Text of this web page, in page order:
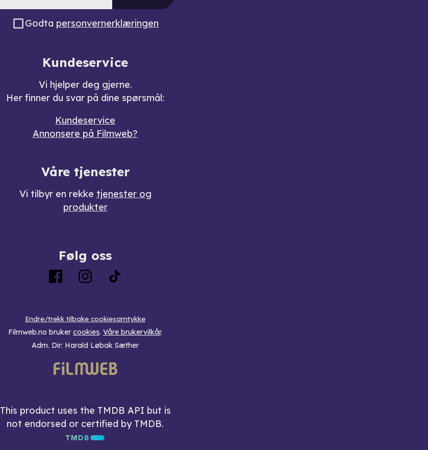
Godta personvernerklæringen
Kundeservice
Vi hjelper deg gjerne.
Her finner du svar på dine spørsmål:
Kundeservice
Annonsere på Filmweb?
Våre tjenester
Vi tilbyr en rekke tjenester og
produkter
Følg oss
Endre/trekk tilbake cookiesamtykke
Filmweb.no bruker cookies. Våre brukervilkår.
Adm. Dir: Harald Løbak Sæther
This product uses the TMDB API but is
not endorsed or certified by TMDB.